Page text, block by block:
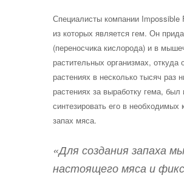
Специалисты компании Impossible
из которых является гем. Он
(переносчика кислорода) и в
растительных организмах,
растениях в несколько тысяч
растениях за выработку гема,
синтезировать его в
запах мяса.
«Для создания запаха
настоящего мяса и